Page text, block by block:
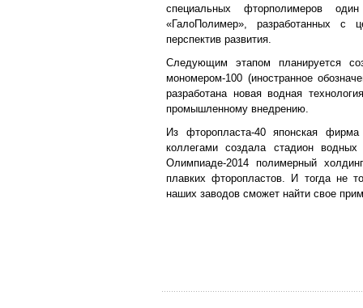
специальных фторполимеров
«ГалоПолимер», разработанных с
перспектив развития.
Следующим этапом планируется
мономером-100 (иностранное
разработана новая водная
промышленному внедрению.
Из фторопласта-40 японская
коллегами создала стадион
Олимпиаде-2014 полимерный
плавких фторопластов. И тогда не
наших заводов сможет найти свое